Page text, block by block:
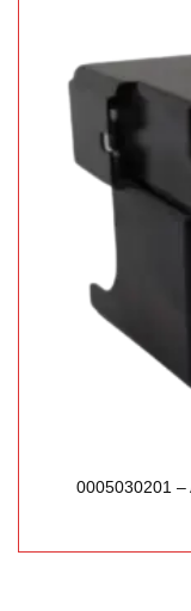
0005030201 –